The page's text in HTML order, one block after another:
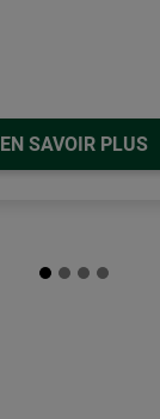
EN SAVOIR PLUS